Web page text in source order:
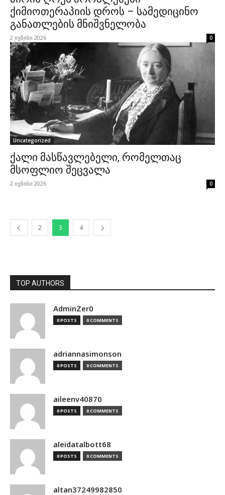
ქიმიოთერაპიის დროს – სამედიცინო
განათლების მნიშვნელობა
2 ივნისი 2026 0
Uncategorized
ქალი მასწავლებელი, რომელთაც
მსოფლიო შეცვალა
2 ივნისი 2026 0
2 3 4
TOP AUTHORS
AdminZer0
0 POSTS 0 COMMENTS
adriannasimonson
0 POSTS 0 COMMENTS
aileenv40870
0 POSTS 0 COMMENTS
aleidatalbott68
0 POSTS 0 COMMENTS
altan37249982850